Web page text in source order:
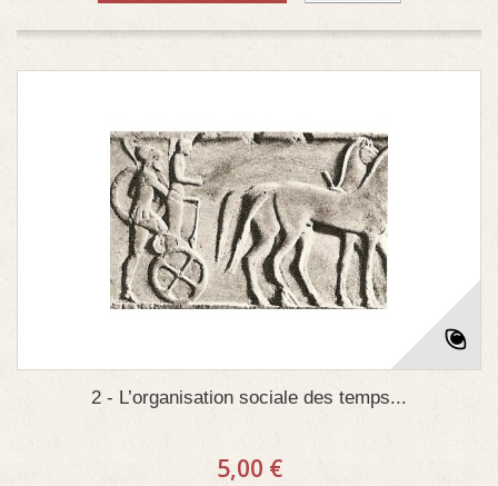
2 - L’organisation sociale des temps...
5,00 €